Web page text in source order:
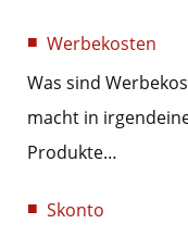
Werbekosten
Was sind
macht in
Produkte…
Skonto